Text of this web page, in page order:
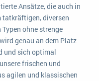
Ansätze, die auch in
tatkräftigen, diversen
ohne strenge
genau an dem Platz
und sich optimal
frischen und
agilen und klassischen